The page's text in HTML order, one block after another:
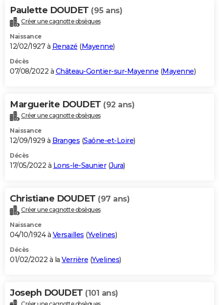
Paulette DOUDET (95 ans)
Créer une cagnotte obsèques
Naissance
12/02/1927 à Renazé (Mayenne)
Décès
07/08/2022 à Château-Gontier-sur-Mayenne (Mayenne)
Marguerite DOUDET (92 ans)
Créer une cagnotte obsèques
Naissance
12/09/1929 à Branges (Saône-et-Loire)
Décès
17/05/2022 à Lons-le-Saunier(Jura)
Christiane DOUDET (97 ans)
Créer une cagnotte obsèques
Naissance
04/10/1924 à Versailles (Yvelines)
Décès
01/02/2022 à la Verrière (Yvelines)
Joseph DOUDET (101 ans)